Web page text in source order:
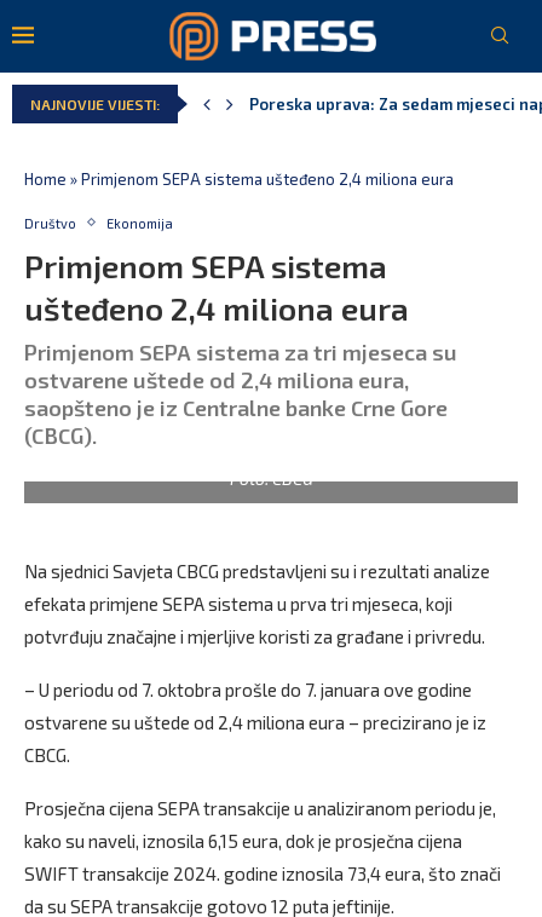
NAJNOVIJE VIJESTI:
Laković: Crna Gora nije dobila
Home »Primjenom SEPA sistema ušteđeno 2,4 miliona eura
Društvo Ekonomija
Primjenom SEPA sistema
ušteđeno 2,4 miliona eura
Primjenom SEPA sistema za tri mjeseca su
ostvarene uštede od 2,4 miliona eura,
saopšteno je iz Centralne banke Crne Gore
(CBCG).
Foto: CBCG
Na sjednici Savjeta CBCG predstavljeni su i rezultati analize
efekata primjene SEPA sistema u prva tri mjeseca, koji
potvrđuju značajne i mjerljive koristi za građane i privredu.
– U periodu od 7. oktobra prošle do 7. januara ove godine
ostvarene su uštede od 2,4 miliona eura – precizirano je iz
CBCG.
Prosječna cijena SEPA transakcije u analiziranom periodu je,
kako su naveli, iznosila 6,15 eura, dok je prosječna cijena
SWIFT transakcije 2024. godine iznosila 73,4 eura, što znači
da su SEPA transakcije gotovo 12 puta jeftinije.